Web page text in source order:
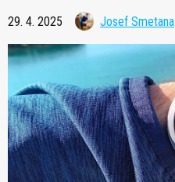
29. 4. 2025 Josef Smetana